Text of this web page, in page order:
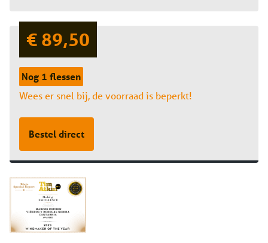
€ 89,50
Nog 1 flessen
Wees er snel bij, de voorraad is beperkt!
Bestel direct